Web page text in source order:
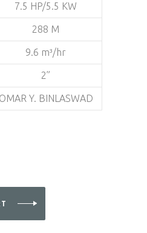
7.5 HP/5.5 KW
288 M
9.6 m³/hr
2”
OMAR Y. BINLASWAD